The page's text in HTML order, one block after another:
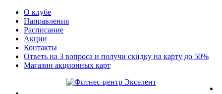
О клубе
Направления
Расписание
Акции
Контакты
Ответь на 3 вопроса и получи скидку на карту до 50%
Магазин акционных карт